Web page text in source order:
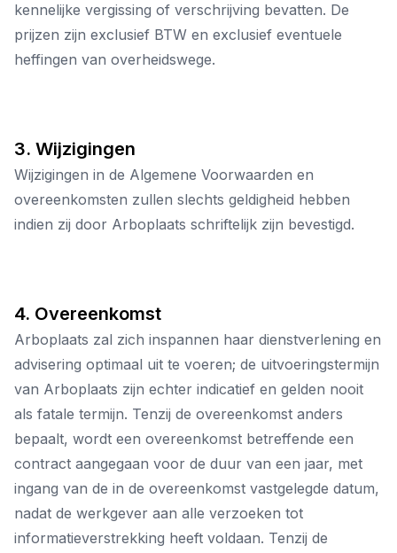
kennelijke vergissing of verschrijving bevatten. De
prijzen zijn exclusief BTW en exclusief eventuele
heffingen van overheidswege.
3. Wijzigingen
Wijzigingen in de Algemene Voorwaarden en
overeenkomsten zullen slechts geldigheid hebben
indien zij door Arboplaats schriftelijk zijn bevestigd.
4. Overeenkomst
Arboplaats zal zich inspannen haar dienstverlening en
advisering optimaal uit te voeren; de uitvoeringstermijn
van Arboplaats zijn echter indicatief en gelden nooit
als fatale termijn. Tenzij de overeenkomst anders
bepaalt, wordt een overeenkomst betreffende een
contract aangegaan voor de duur van een jaar, met
ingang van de in de overeenkomst vastgelegde datum,
nadat de werkgever aan alle verzoeken tot
informatieverstrekking heeft voldaan. Tenzij de